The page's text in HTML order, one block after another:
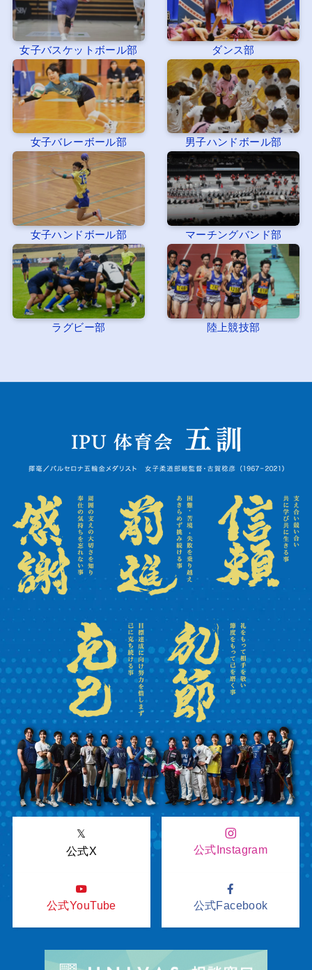
女子バスケットボール部 ダンス部
女子バレーボール部 男子ハンドボール部
女子ハンドボール部 マーチングバンド部
ラグビー部 陸上競技部
𝕏
公式X
公式Instagram
公式YouTube 公式Facebook